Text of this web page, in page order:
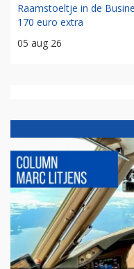
Raamstoeltje in de
170 euro extra
05 aug 26